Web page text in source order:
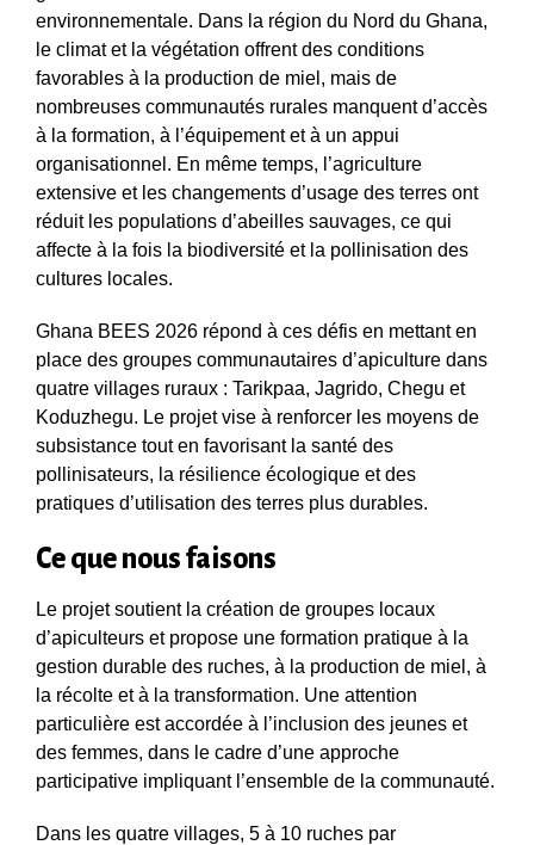
environnementale. Dans la région du Nord du Ghana,
le climat et la végétation offrent des conditions
favorables à la production de miel, mais de
nombreuses communautés rurales manquent d’accès
à la formation, à l’équipement et à un appui
organisationnel. En même temps, l’agriculture
extensive et les changements d’usage des terres ont
réduit les populations d’abeilles sauvages, ce qui
affecte à la fois la biodiversité et la pollinisation des
cultures locales.
Ghana BEES 2026 répond à ces défis en mettant en
place des groupes communautaires d’apiculture dans
quatre villages ruraux : Tarikpaa, Jagrido, Chegu et
Koduzhegu. Le projet vise à renforcer les moyens de
subsistance tout en favorisant la santé des
pollinisateurs, la résilience écologique et des
pratiques d’utilisation des terres plus durables.
Ce que nous faisons
Le projet soutient la création de groupes locaux
d’apiculteurs et propose une formation pratique à la
gestion durable des ruches, à la production de miel, à
la récolte et à la transformation. Une attention
particulière est accordée à l’inclusion des jeunes et
des femmes, dans le cadre d’une approche
participative impliquant l’ensemble de la communauté.
Dans les quatre villages, 5 à 10 ruches par